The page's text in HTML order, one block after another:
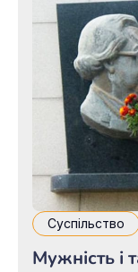
рідного
Суспільство
Мужність і